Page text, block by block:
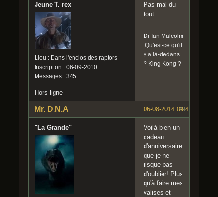
Jeune T. rex
Lieu : Dans l'enclos des raptors
Inscription : 06-09-2010
Messages : 345
Pas mal du
tout
Dr Ian Malcolm
:Qu'est-ce qu'il
y a là-dedans
? King Kong ?
Hors ligne
#9
06-08-2014 09:45:49
Mr. D.N.A
"La Grande"
Voilà bien un
cadeau
d'anniversaire
que je ne
risque pas
d'oublier! Plus
qu'à faire mes
valises et